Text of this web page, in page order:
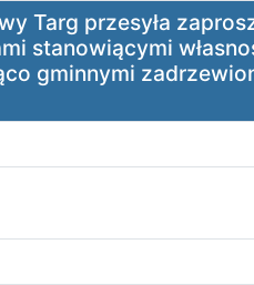
zaproszenie do
Targ przesyła
stanowiącymi
gminnymi